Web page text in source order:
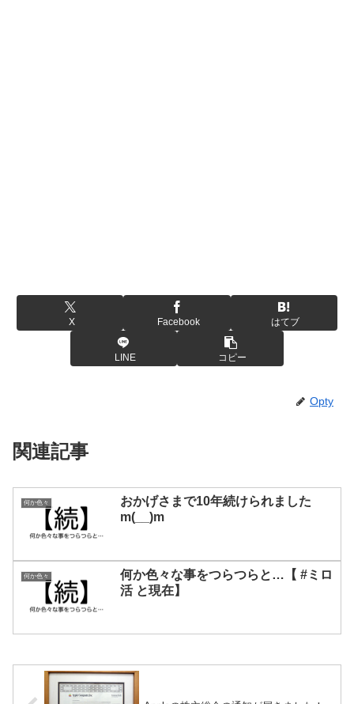
X Facebook はてブ
LINE コピー
Opty
関連記事
何か色々
おかげさまで10年続けられました
m(__)m
何か色々
何か色々な事をつらつらと…【 #ミロ
活 と現在】